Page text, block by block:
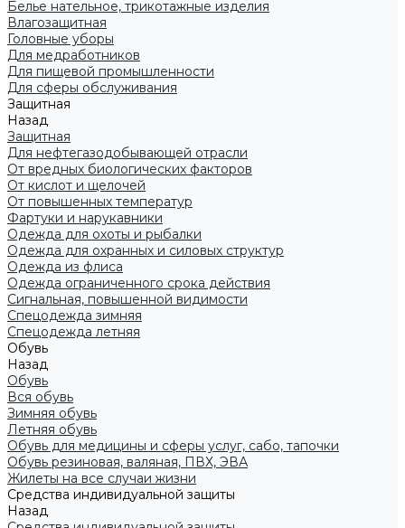
Белье нательное, трикотажные изделия
Влагозащитная
Головные уборы
Для медработников
Для пищевой промышленности
Для сферы обслуживания
Защитная
Назад
Защитная
Для нефтегазодобывающей отрасли
От вредных биологических факторов
От кислот и щелочей
От повышенных температур
Фартуки и нарукавники
Одежда для охоты и рыбалки
Одежда для охранных и силовых структур
Одежда из флиса
Одежда ограниченного срока действия
Сигнальная, повышенной видимости
Спецодежда зимняя
Спецодежда летняя
Обувь
Назад
Обувь
Вся обувь
Зимняя обувь
Летняя обувь
Обувь для медицины и сферы услуг, сабо, тапочки
Обувь резиновая, валяная, ПВХ, ЭВА
Жилеты на все случаи жизни
Средства индивидуальной защиты
Назад